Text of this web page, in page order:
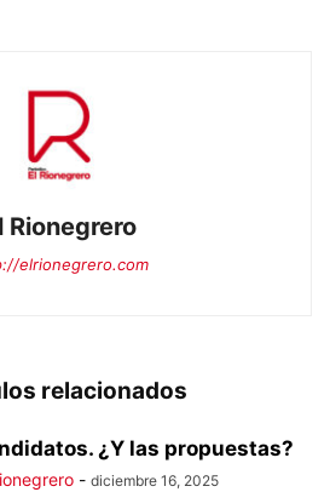
Rionegrero
elrionegrero.com
relacionados
¿Y las propuestas?
- diciembre 16, 2025